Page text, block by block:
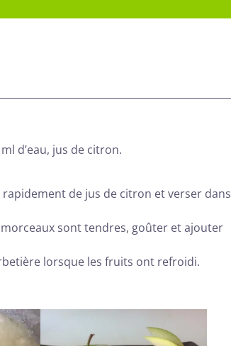
d’eau, jus de citron.
de jus de citron et verser dans
sont tendres, goûter et ajouter
lorsque les fruits ont refroidi.